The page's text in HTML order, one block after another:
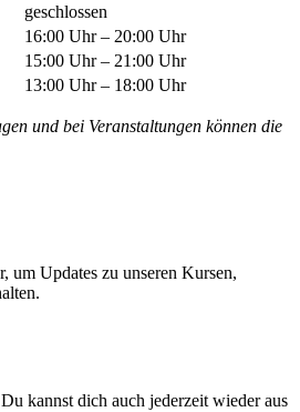
geschlossen
16:00 Uhr – 20:00 Uhr
15:00 Uhr – 21:00 Uhr
13:00 Uhr – 18:00 Uhr
und bei Veranstaltungen können die
um Updates zu unseren Kursen,
kannst dich auch jederzeit wieder aus